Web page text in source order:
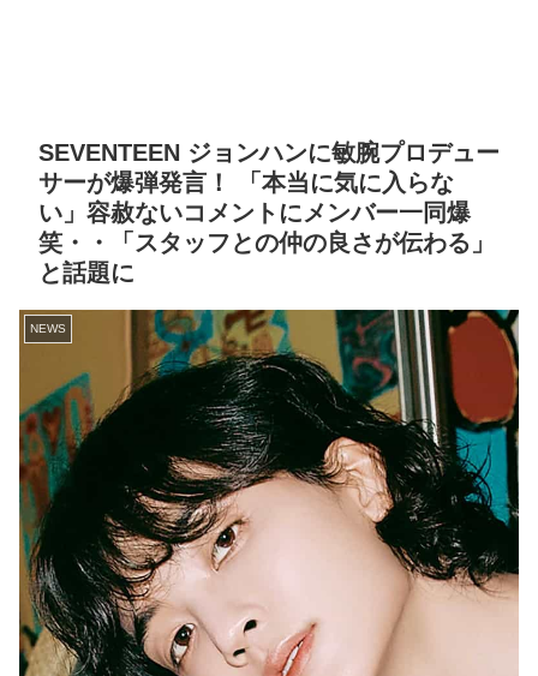
SEVENTEEN ジョンハンに敏腕プロデュー
サーが爆弾発言！ 「本当に気に入らな
い」容赦ないコメントにメンバー一同爆
笑・・「スタッフとの仲の良さが伝わる」
と話題に
NEWS